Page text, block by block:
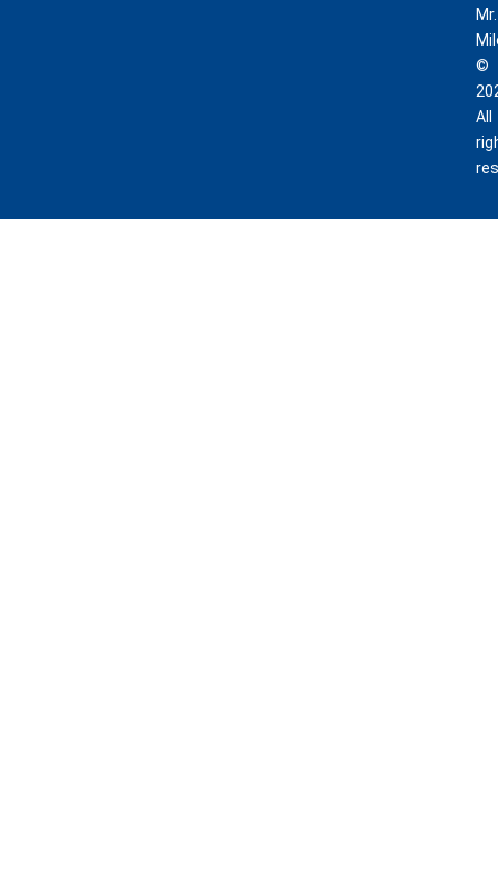
Mr.
©
All